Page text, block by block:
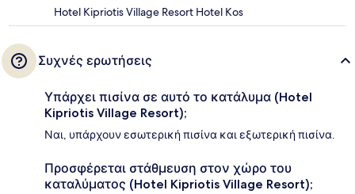
Hotel Kipriotis Village Resort Hotel Kos
Συχνές ερωτήσεις
Υπάρχει πισίνα σε αυτό το κατάλυμα (Hotel
Kipriotis Village Resort);
Ναι, υπάρχουν εσωτερική πισίνα και εξωτερική πισίνα.
Προσφέρεται στάθμευση στον χώρο του
καταλύματος (Hotel Kipriotis Village Resort);